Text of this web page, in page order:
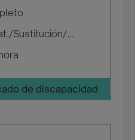
Sustitución/...
de discapacidad